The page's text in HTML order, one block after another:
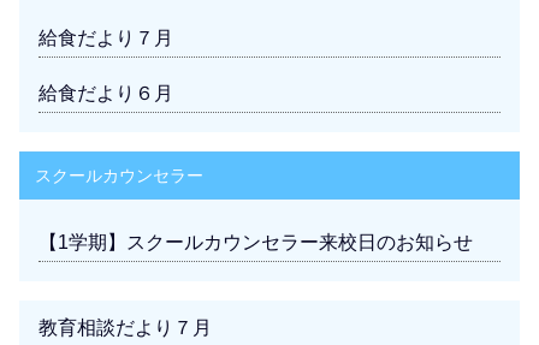
給食だより７月
給食だより６月
スクールカウンセラー
【1学期】スクールカウンセラー来校日のお知らせ
教育相談だより７月